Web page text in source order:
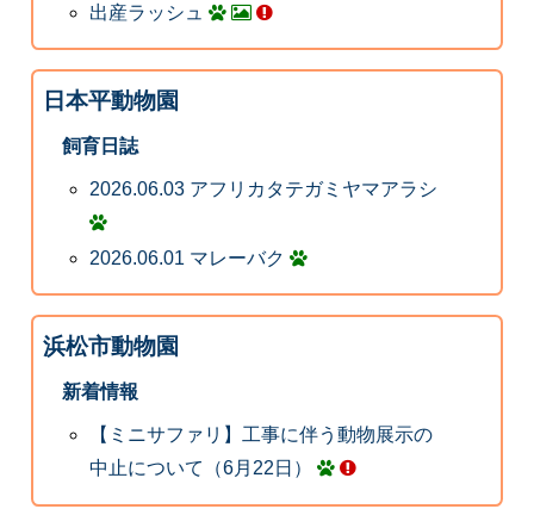
出産ラッシュ
日本平動物園
飼育日誌
2026.06.03 アフリカタテガミヤマアラシ
2026.06.01 マレーバク
浜松市動物園
新着情報
【ミニサファリ】工事に伴う動物展示の
中止について（6月22日）